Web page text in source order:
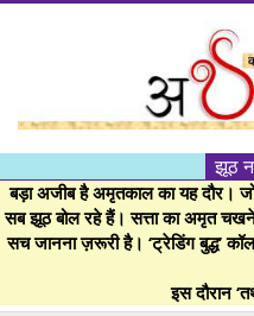
।।
BE
झूठ
बड़ा अजीब है अमृतकाल का यह दौर।
सब झूठ बोल रहे हैं। सत्ता का अमृत
सच जानना ज़रूरी है। ‘ट्रेडिंग बुद्ध’
इस दौरान